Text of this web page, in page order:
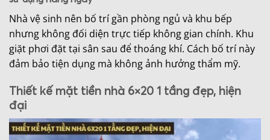
Nhà vệ sinh nên bố trí gần phòng ngủ và khu bếp
nhưng không đối diện trực tiếp không gian chính. Khu
giặt phơi đặt tại sân sau để thoáng khí. Cách bố trí này
đảm bảo tiện dụng mà không ảnh hưởng thẩm mỹ.
Thiết kế mặt tiền nhà 6×20 1 tầng đẹp, hiện
đại